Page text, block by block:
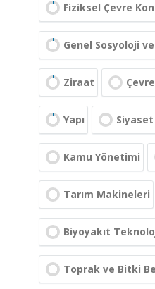
Fiziksel Çevre
Genel Sosyoloji
Ziraat
Yapı
Kamu Yönetimi
Tarım Makineleri
Biyoyakıt
Toprak ve Bitki